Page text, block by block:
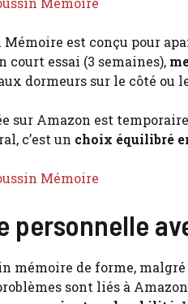
Mémoire est conçu pour
court essai (3 semaines),
dormeurs sur le côté ou
sur Amazon est
c’est un choix équilibré
Mémoire
personnelle
mémoire de forme,
sont liés à